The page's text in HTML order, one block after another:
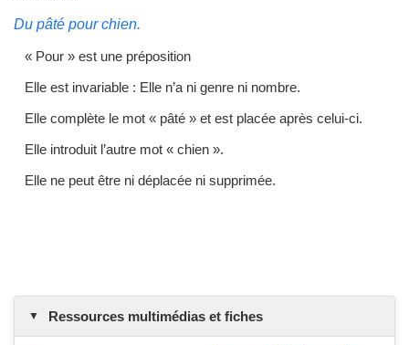
Du pâté pour chien.
« Pour » est une préposition
Elle est invariable : Elle n’a ni genre ni nombre.
Elle complète le mot « pâté » et est placée après celui-ci.
Elle introduit l’autre mot « chien ».
Elle ne peut être ni déplacée ni supprimée.
Ressources multimédias et fiches